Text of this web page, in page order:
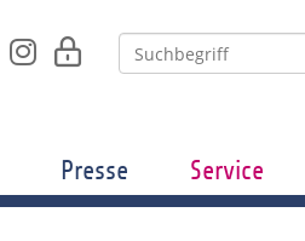
Presse Service